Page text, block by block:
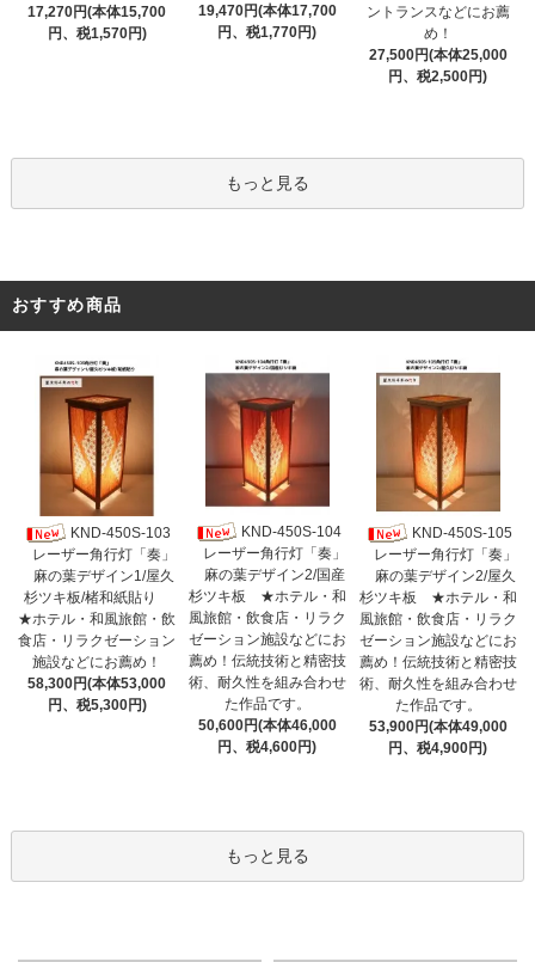
17,270円(本体15,700
円、税1,570円)
19,470円(本体17,700
円、税1,770円)
ントランスなどにお薦
め！
27,500円(本体25,000
円、税2,500円)
もっと見る
おすすめ商品
KND-450S-103
レーザー角行灯「奏」
麻の葉デザイン1/屋久
杉ツキ板/楮和紙貼り
★ホテル・和風旅館・飲
食店・リラクゼーション
施設などにお薦め！
58,300円(本体53,000
円、税5,300円)
KND-450S-104
レーザー角行灯「奏」
麻の葉デザイン2/国産
杉ツキ板 ★ホテル・和
風旅館・飲食店・リラク
ゼーション施設などにお
薦め！伝統技術と精密技
術、耐久性を組み合わせ
た作品です。
50,600円(本体46,000
円、税4,600円)
KND-450S-105
レーザー角行灯「奏」
麻の葉デザイン2/屋久
杉ツキ板 ★ホテル・和
風旅館・飲食店・リラク
ゼーション施設などにお
薦め！伝統技術と精密技
術、耐久性を組み合わせ
た作品です。
53,900円(本体49,000
円、税4,900円)
もっと見る